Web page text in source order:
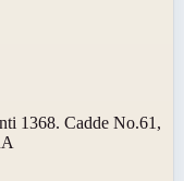
1368. Cadde No.61,